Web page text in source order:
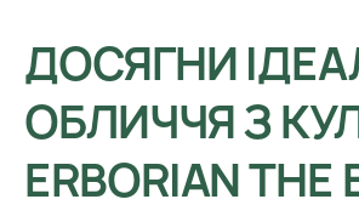
ДОСЯГНИ
ОБЛИЧЧЯ З
ERBORIAN THE